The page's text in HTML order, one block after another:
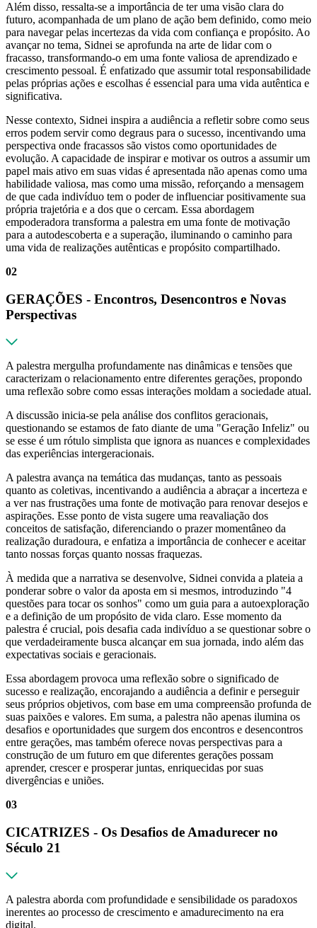
Além disso, ressalta-se a importância de ter uma visão clara do
futuro, acompanhada de um plano de ação bem definido, como meio
para navegar pelas incertezas da vida com confiança e propósito. Ao
avançar no tema, Sidnei se aprofunda na arte de lidar com o
fracasso, transformando-o em uma fonte valiosa de aprendizado e
crescimento pessoal. É enfatizado que assumir total responsabilidade
pelas próprias ações e escolhas é essencial para uma vida autêntica e
significativa.
Nesse contexto, Sidnei inspira a audiência a refletir sobre como seus
erros podem servir como degraus para o sucesso, incentivando uma
perspectiva onde fracassos são vistos como oportunidades de
evolução. A capacidade de inspirar e motivar os outros a assumir um
papel mais ativo em suas vidas é apresentada não apenas como uma
habilidade valiosa, mas como uma missão, reforçando a mensagem
de que cada indivíduo tem o poder de influenciar positivamente sua
própria trajetória e a dos que o cercam. Essa abordagem
empoderadora transforma a palestra em uma fonte de motivação
para a autodescoberta e a superação, iluminando o caminho para
uma vida de realizações autênticas e propósito compartilhado.
02
GERAÇÕES - Encontros, Desencontros e Novas
Perspectivas
A palestra mergulha profundamente nas dinâmicas e tensões que
caracterizam o relacionamento entre diferentes gerações, propondo
uma reflexão sobre como essas interações moldam a sociedade atual.
A discussão inicia-se pela análise dos conflitos geracionais,
questionando se estamos de fato diante de uma "Geração Infeliz" ou
se esse é um rótulo simplista que ignora as nuances e complexidades
das experiências intergeracionais.
A palestra avança na temática das mudanças, tanto as pessoais
quanto as coletivas, incentivando a audiência a abraçar a incerteza e
a ver nas frustrações uma fonte de motivação para renovar desejos e
aspirações. Esse ponto de vista sugere uma reavaliação dos
conceitos de satisfação, diferenciando o prazer momentâneo da
realização duradoura, e enfatiza a importância de conhecer e aceitar
tanto nossas forças quanto nossas fraquezas.
À medida que a narrativa se desenvolve, Sidnei convida a plateia a
ponderar sobre o valor da aposta em si mesmos, introduzindo "4
questões para tocar os sonhos" como um guia para a autoexploração
e a definição de um propósito de vida claro. Esse momento da
palestra é crucial, pois desafia cada indivíduo a se questionar sobre o
que verdadeiramente busca alcançar em sua jornada, indo além das
expectativas sociais e geracionais.
Essa abordagem provoca uma reflexão sobre o significado de
sucesso e realização, encorajando a audiência a definir e perseguir
seus próprios objetivos, com base em uma compreensão profunda de
suas paixões e valores. Em suma, a palestra não apenas ilumina os
desafios e oportunidades que surgem dos encontros e desencontros
entre gerações, mas também oferece novas perspectivas para a
construção de um futuro em que diferentes gerações possam
aprender, crescer e prosperar juntas, enriquecidas por suas
divergências e uniões.
03
CICATRIZES - Os Desafios de Amadurecer no
Século 21
A palestra aborda com profundidade e sensibilidade os paradoxos
inerentes ao processo de crescimento e amadurecimento na era
digital.